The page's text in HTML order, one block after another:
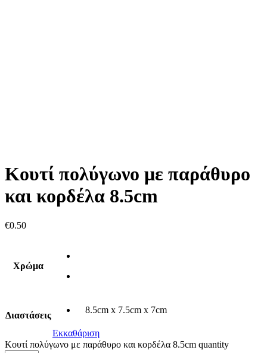
Kουτί πολύγωνο με παράθυρο
και κορδέλα 8.5cm
€0.50
Χρώμα
Διαστάσεις
8.5cm x 7.5cm x 7cm
Εκκαθάριση
Kουτί πολύγωνο με παράθυρο και κορδέλα 8.5cm quantity